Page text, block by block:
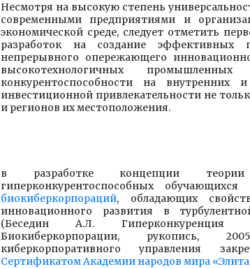
Несмотря на высокую степень
современными предприятиями и
экономической среде, следует отметить
разработок на создание эффективных
непрерывного опережающего
высокотехнологичных
конкурентоспособности на
инвестиционной привлекательности не
и регионов их местоположения.
в разработке концепции
гиперконкурентоспособных
биокиберкорпораций, обладающих
инновационного развития в
(Беседин А.Л. Гиперконкуренция и
Биокиберкорпорации, рукопись,
киберкорпоративного управления
Сертификатом Академии народов мира